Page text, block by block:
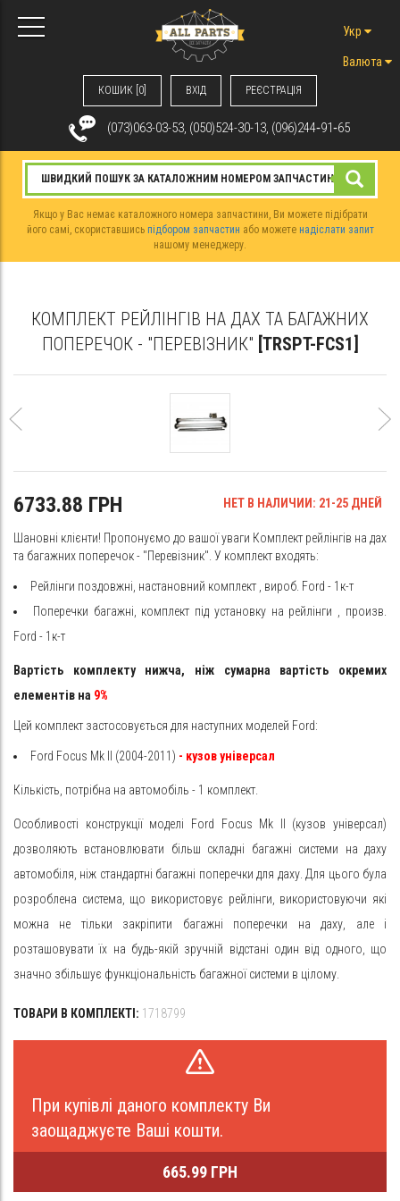
КОШИК [0] ВХIД РЕЄСТРАЦІЯ
Укр
Валюта
(073)063-03-53, (050)524-30-13, (096)244‑91‑65
Якщо у Вас немає каталожного номера запчастини, Ви можете підібрати
його самі, скориставшись підбором запчастин або можете надіслати запит
нашому менеджеру.
КОМПЛЕКТ РЕЙЛІНГІВ НА ДАХ ТА БАГАЖНИХ
ПОПЕРЕЧОК - "ПЕРЕВІЗНИК" [TRSPT-FCS1]
6733.88 ГРН НЕТ В НАЛИЧИИ: 21-25 ДНЕЙ
Шановні клієнти! Пропонуємо до вашої уваги Комплект рейлінгів на дах
та багажних поперечок - "Перевізник". У комплект входять:
Рейлінги поздовжні, настановний комплект
, вироб. Ford - 1к-т
Поперечки багажні, комплект під установку на рейлінги
, произв.
Ford - 1к-т
Вартість комплекту нижча, ніж сумарна вартість окремих
елементів на 9%
Цей комплект застосовується для наступних моделей Ford:
Ford Focus Mk II (2004-2011) - кузов універсал
Кількість, потрібна на автомобіль - 1 комплект.
Особливості конструкції моделі Ford Focus Mk II (кузов універсал)
дозволяють встановлювати більш складні багажні системи на даху
автомобіля, ніж стандартні багажні поперечки для даху. Для цього була
розроблена система, що використовує рейлінги, використовуючи які
можна не тільки закріпити багажні поперечки на даху, але і
розташовувати їх на будь-якій зручній відстані один від одного, що
значно збільшує функціональність багажної системи в цілому.
ТОВАРИ В КОМПЛЕКТІ: 1718799
При купівлі даного комплекту Ви
заощаджуєте Ваші кошти.
665.99 ГРН